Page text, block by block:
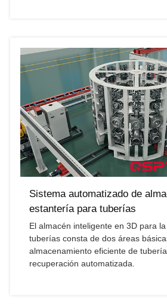
Sistema automatizado de
estantería para tuberías
El almacén inteligente en 3D para
tuberías consta de dos áreas
almacenamiento eficiente de
recuperación automatizada.